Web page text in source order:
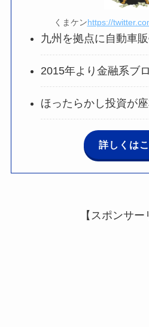
くまケンhttps://
九州を拠点に自動車
2015年より金融系ブ
ほったらかし投資が
詳しくは
【スポンサー